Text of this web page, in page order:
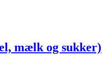
mælk og sukker)